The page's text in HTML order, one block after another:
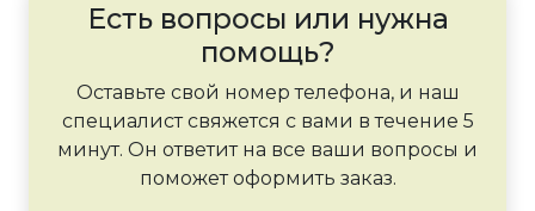
Есть вопросы или нужна
помощь?
Оставьте свой номер телефона, и наш
специалист свяжется с вами в течение 5
минут. Он ответит на все ваши вопросы и
поможет оформить заказ.